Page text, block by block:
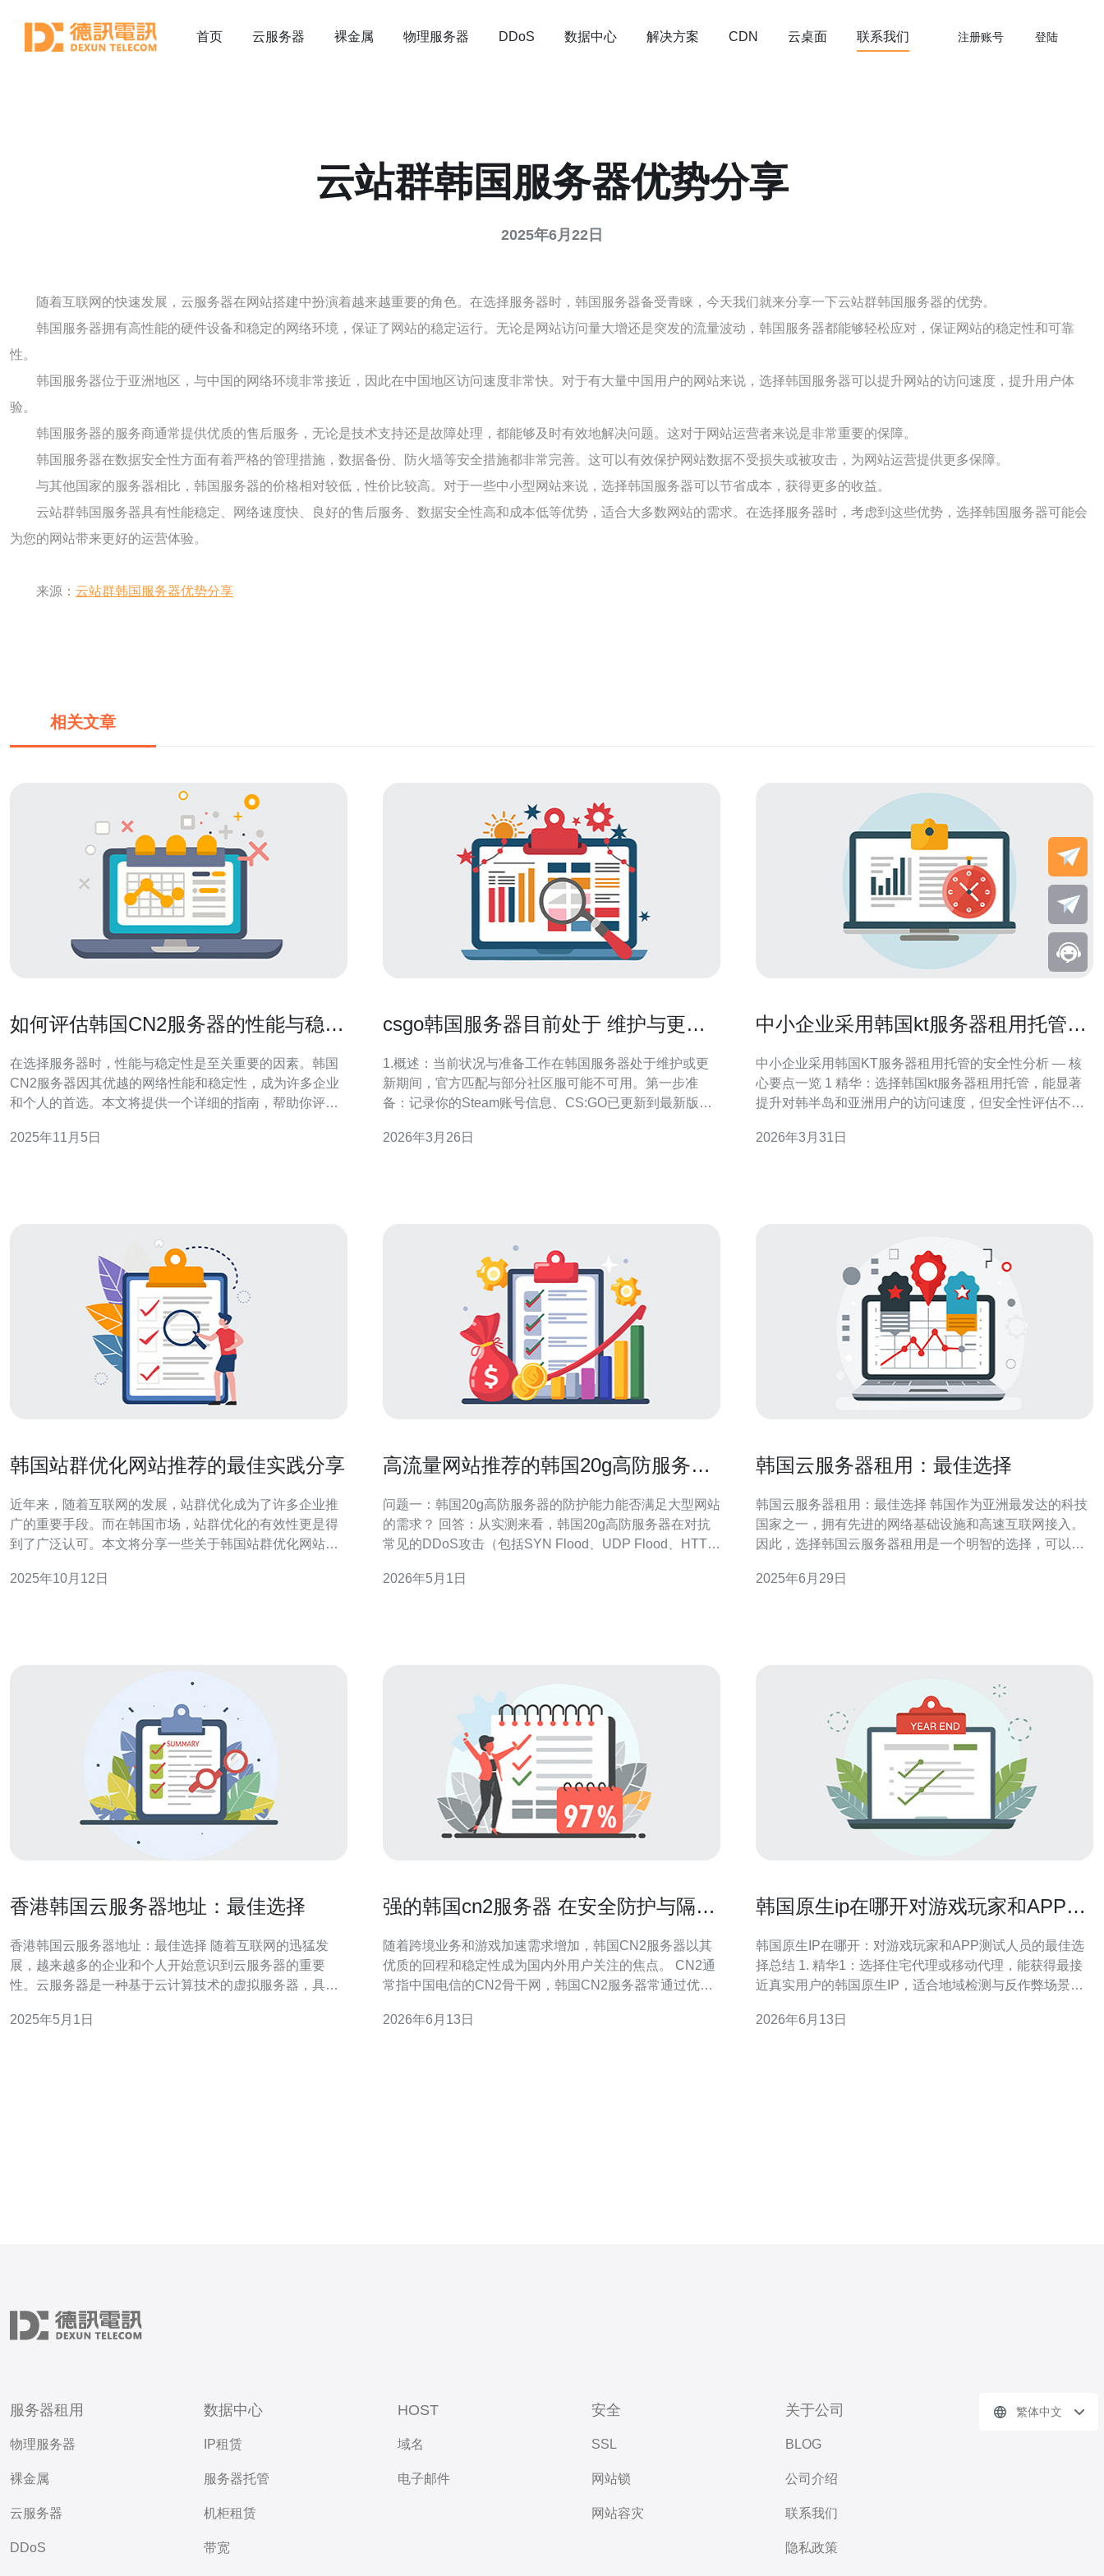
首页 云服务器 裸金属 物理服务器 DDoS 数据中心 解决方案 CDN 云桌面 联系我们 注册账号 登陆
云站群韩国服务器优势分享
2025年6月22日
随着互联网的快速发展，云服务器在网站搭建中扮演着越来越重要的角色。在选择服务器时，韩国服务器备受青睐，今天我们就来分享一下云站群韩国服务器的优势。
韩国服务器拥有高性能的硬件设备和稳定的网络环境，保证了网站的稳定运行。无论是网站访问量大增还是突发的流量波动，韩国服务器都能够轻松应对，保证网站的稳定性和可靠
性。
韩国服务器位于亚洲地区，与中国的网络环境非常接近，因此在中国地区访问速度非常快。对于有大量中国用户的网站来说，选择韩国服务器可以提升网站的访问速度，提升用户体
验。
韩国服务器的服务商通常提供优质的售后服务，无论是技术支持还是故障处理，都能够及时有效地解决问题。这对于网站运营者来说是非常重要的保障。
韩国服务器在数据安全性方面有着严格的管理措施，数据备份、防火墙等安全措施都非常完善。这可以有效保护网站数据不受损失或被攻击，为网站运营提供更多保障。
与其他国家的服务器相比，韩国服务器的价格相对较低，性价比较高。对于一些中小型网站来说，选择韩国服务器可以节省成本，获得更多的收益。
云站群韩国服务器具有性能稳定、网络速度快、良好的售后服务、数据安全性高和成本低等优势，适合大多数网站的需求。在选择服务器时，考虑到这些优势，选择韩国服务器可能会
为您的网站带来更好的运营体验。
来源： 云站群韩国服务器优势分享
相关文章
如何评估韩国CN2服务器的性能与稳定
在选择服务器时，性能与稳定性是至关重要的因素。韩国
CN2服务器因其优越的网络性能和稳定性，成为许多企业
和个人的首选。本文将提供一个详细的指南，帮助你评估
过程可以分为多个步骤。以下是详细的操作指南。 1. 确定
2025年11月5日
csgo韩国服务器目前处于 维护与更新
1.概述：当前状况与准备工作在韩国服务器处于维护或更
新期间，官方匹配与部分社区服可能不可用。第一步准
备：记录你的Steam账号信息、CS:GO已更新到最新版
可用。准备至少一个可靠的VPN（如ExpressVPN、
2026年3月26日
中小企业采用韩国kt服务器租用托管的
中小企业采用韩国KT服务器租用托管的安全性分析 — 核
心要点一览 1 精华：选择韩国kt服务器租用托管，能显著
提升对韩半岛和亚洲用户的访问速度，但安全性评估不可
优先确认运营商是否具备ISO 27001、SOC类第三方审计
2026年3月31日
韩国站群优化网站推荐的最佳实践分享
近年来，随着互联网的发展，站群优化成为了许多企业推
广的重要手段。而在韩国市场，站群优化的有效性更是得
到了广泛认可。本文将分享一些关于韩国站群优化网站的
关的内容，帮助您更好地进行站群优化。 首先，选择合适
2025年10月12日
高流量网站推荐的韩国20g高防服务器
问题一：韩国20g高防服务器的防护能力能否满足大型网站
的需求？ 回答：从实测来看，韩国20g高防服务器在对抗
常见的DDoS攻击（包括SYN Flood、UDP Flood、HTTP
及多层流量清洗策略，能够处理短时间内的大流量突发攻
2026年5月1日
韩国云服务器租用：最佳选择
韩国云服务器租用：最佳选择 韩国作为亚洲最发达的科技
国家之一，拥有先进的网络基础设施和高速互联网接入。
因此，选择韩国云服务器租用是一个明智的选择，可以保
器提供商通常配备最新的硬件设备和先进的技术，能够提
2025年6月29日
香港韩国云服务器地址：最佳选择
香港韩国云服务器地址：最佳选择 随着互联网的迅猛发
展，越来越多的企业和个人开始意识到云服务器的重要
性。云服务器是一种基于云计算技术的虚拟服务器，具有
云服务器具有更灵活的配置和更稳定的运行环境。因此，
2025年5月1日
强的韩国cn2服务器 在安全防护与隔离
随着跨境业务和游戏加速需求增加，韩国CN2服务器以其
优质的回程和稳定性成为国内外用户关注的焦点。 CN2通
常指中国电信的CN2骨干网，韩国CN2服务器常通过优化
速访问中国内地资源的站点和应用。 在安全防护方面，强
2026年6月13日
韩国原生ip在哪开对游戏玩家和APP测
韩国原生IP在哪开：对游戏玩家和APP测试人员的最佳选
择总结 1. 精华1：选择住宅代理或移动代理，能获得最接
近真实用户的韩国原生IP，适合地域检测与反作弊场景。
2026年6月13日
服务器租用
物理服务器
裸金属
云服务器
DDoS
数据中心
IP租赁
服务器托管
机柜租赁
带宽
HOST
域名
电子邮件
安全
SSL
网站锁
网站容灾
关于公司
BLOG
公司介绍
联系我们
隐私政策
繁体中文